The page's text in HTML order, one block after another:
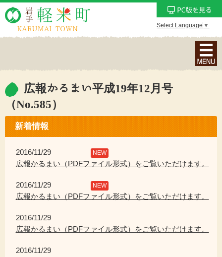
Select Language ▼
ナ
ビ
ン
メ
表
広報かるまい平成19年12月号
（No.585）
新着情報
2016/11/29 NEW
広報かるまい（PDFファイル形式）をご覧いただけます。
2016/11/29 NEW
広報かるまい（PDFファイル形式）をご覧いただけます。
2016/11/29
広報かるまい（PDFファイル形式）をご覧いただけます。
2016/11/29